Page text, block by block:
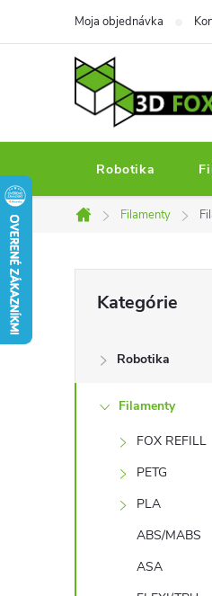
Moja objednávka
Robotika
Domov
Filamenty
č
kategórie
Kategórie
Robotika
Filamenty
FOX REFILL
PETG
PLA
ABS/MABS
ASA